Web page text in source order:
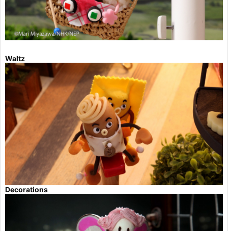
Waltz
Decorations